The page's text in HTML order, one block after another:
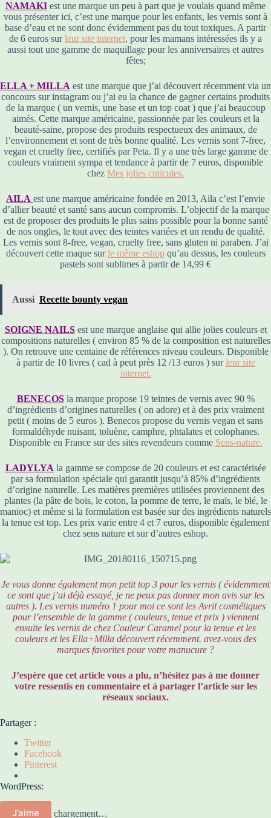
NAMAKI est une marque un peu à part que je voulais quand même
vous présenter ici, c’est une marque pour les enfants, les vernis sont à
base d’eau et ne sont donc évidemment pas du tout toxiques. A partir
de 6 euros surleur site internet, pour les mamans intéressées ils y a
aussi tout une gamme de maquillage pour les anniversaires et autres
fêtes;
ELLA + MILLA est une marque que j’ai découvert récemment via un
concours sur instagram ou j’ai eu la chance de gagner certains produits
de la marque ( un vernis, une base et un top coat ) que j’ai beaucoup
aimés. Cette marque américaine, passionnée par les couleurs et la
beauté-saine, propose des produits respectueux des animaux, de
l’environnement et sont de très bonne qualité. Les vernis sont 7-free,
vegan et cruelty free, certifiés par Peta. Il y a une très large gamme de
couleurs vraiment sympa et tendance à partir de 7 euros, disponible
chez Mes jolies cuticules.
AILA est une marque américaine fondée en 2013, Aila c’est l’envie
d’allier beauté et santé sans aucun compromis. L’objectif de la marque
est de proposer des produits le plus sains possible pour la bonne santé
de nos ongles, le tout avec des teintes variées et un rendu de qualité.
Les vernis sont 8-free, vegan, cruelty free, sans gluten ni paraben. J’ai
découvert cette maque surle même eshopqu’au dessus, les couleurs
pastels sont sublimes à partir de 14,99 €
Aussi Recette bounty vegan
SOIGNE NAILSest une marque anglaise qui allie jolies couleurs et
compositions naturelles ( environ 85 % de la composition est naturelles
). On retrouve une centaine de références niveau couleurs. Disponible
à partir de 10 livres ( cad à peut près 12 /13 euros ) surleur site
internet.
BENECOSla marque propose 19 teintes de vernis avec 90 %
d’ingrédients d’origines naturelles ( on adore) et à des prix vraiment
petit ( moins de 5 euros ). Benecos propose du vernis vegan et sans
formaldéhyde nuisant, toluène, camphre, phtalates et colophanes.
Disponible en France sur des sites revendeurs comme Sens-nature.
LADYLYA la gamme se compose de 20 couleurs et est caractérisée
par sa formulation spéciale qui garantit jusqu’à 85% d’ingrédients
d’origine naturelle. Les matières premières utilisées proviennent des
plantes (la pâte de bois, le coton, la pomme de terre, le maïs, le blé, le
manioc) et même si la formulation est basée sur des ingrédients naturels
la tenue est top. Les prix varie entre 4 et 7 euros, disponible également
chez sens nature et sur d’autres eshop.
Je vous donne également mon petit top 3 pour les vernis ( évidemment
ce sont que j’ai déjà essayé, je ne peux pas donner mon avis sur les
autres ). Les vernis numéro 1 pour moi ce sont les Avril cosmétiques
pour l’ensemble de la gamme ( couleurs, tenue et prix ) viennent
ensuite les vernis de chez Couleur Caramel pour la tenue et les
couleurs et les Ella+Milla découvert récemment. avez-vous des
marques favorites pour votre manucure ?
J’espère que cet article vous a plu, n’hésitez pas à me donner
votre ressentis en commentaire et à partager l’article sur les
réseaux sociaux.
Partager :
Twitter
Facebook
Pinterest
WordPress:
J’aime chargement…